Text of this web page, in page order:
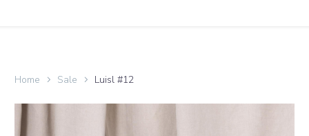
Home Sale Luisl #12